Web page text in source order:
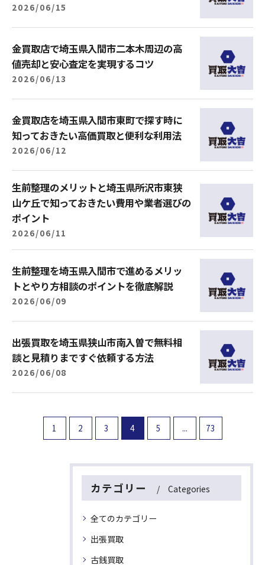
2026/06/15
金買取店で埼玉県入間市二本木周辺の高
値売却と安心査定を実現するコツ
2026/06/13
金買取店を埼玉県入間市東町で探す時に
知っておきたい高価買取と便利な利用法
2026/06/12
生前整理のメリットと埼玉県所沢市東狭
山ケ丘で知っておきたい費用や業者選びの
ポイント
2026/06/11
生前整理を埼玉県入間市で進めるメリッ
トとやり方相談のポイントを徹底解説
2026/06/09
出張買取を埼玉県狭山市南入曽で無料相
談と見積りまですぐ依頼する方法
2026/06/08
1 2 3 4 5 ... 73
カテゴリー Categories
全てのカテゴリー
出張買取
古銭買取